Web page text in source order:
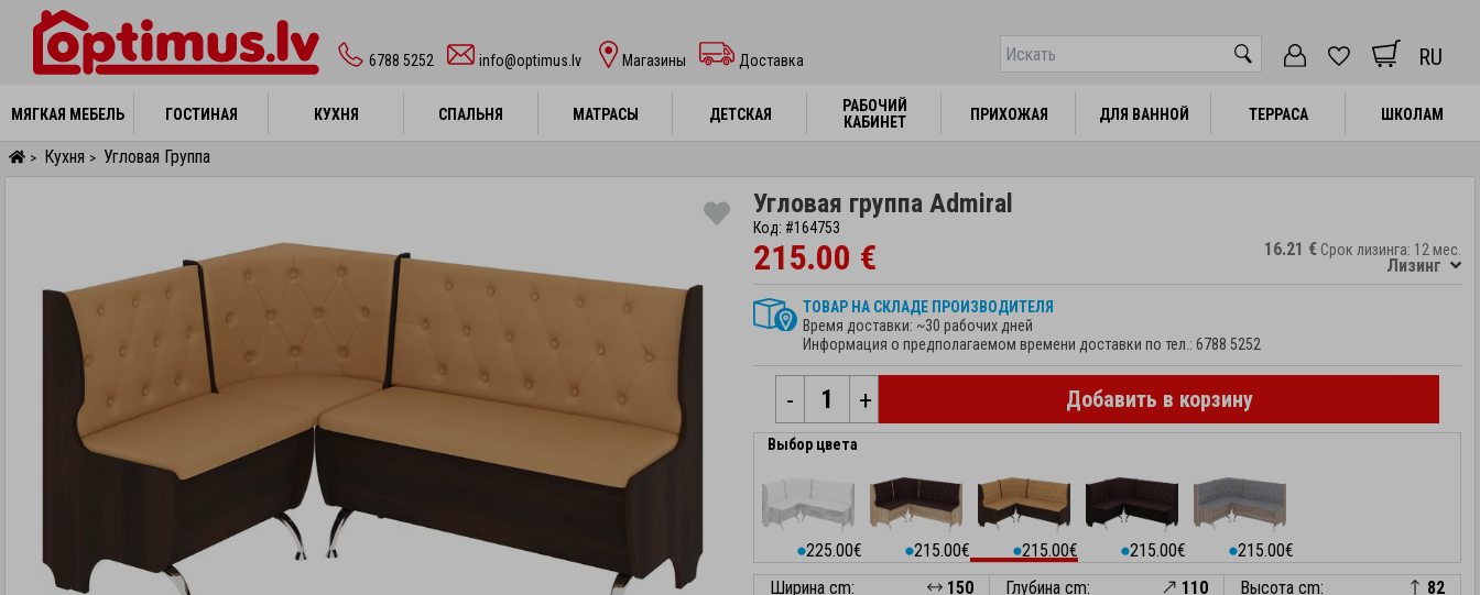
6788 5252 info@optimus.lv Mагазины Доставка RU
МЯГКАЯ МЕБЕЛЬ ГОСТИНАЯ КУХНЯ СПАЛЬНЯ МАТРАСЫ ДЕТСКАЯ
РАБОЧИЙ
КАБИНЕТ
ПРИХОЖАЯ ДЛЯ ВАННОЙ ТЕРРАСА ШКОЛАМ
МЯГКАЯ МЕБЕЛЬ ГОСТИНАЯ КУХНЯ СПАЛЬНЯ МАТРАСЫ ДЕТСКАЯ
РАБОЧИЙ
КАБИНЕТ
ПРИХОЖАЯ ДЛЯ ВАННОЙ ТЕРРАСА ШКОЛАМ
> Кухня > Угловая Группа
Угловая группа Admiral
Код: #164753
215.00 € 16.21 € Срок лизинга: 12 мес.
Лизинг
ТОВАР НА СКЛАДЕ ПРОИЗВОДИТЕЛЯ
Время доставки: ~30 рабочих дней
Информация о предполагаемом времени доставки по тел.: 6788 5252
- + Добавить в корзину
Выбор цвета
⬤225.00€ ⬤215.00€ ⬤215.00€ ⬤215.00€ ⬤215.00€
Ширина cm:
150 Глубина cm: 110 Высота cm:
82